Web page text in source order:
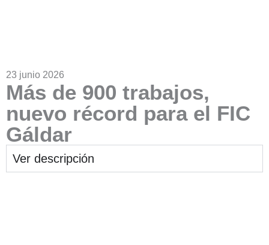
23 junio 2026
Más de 900 trabajos,
nuevo récord para el FIC
Gáldar
Ver descripción